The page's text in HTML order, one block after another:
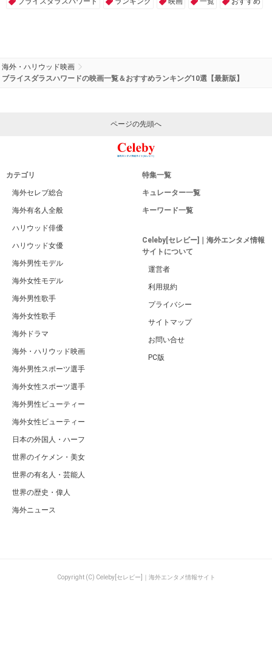
海外・ハリウッド映画
ブライスダラスハワードの映画一覧＆おすすめランキング10選【最新版】
ページの先頭へ
カテゴリ
海外セレブ総合
海外有名人全般
ハリウッド俳優
ハリウッド女優
海外男性モデル
海外女性モデル
海外男性歌手
海外女性歌手
海外ドラマ
海外・ハリウッド映画
海外男性スポーツ選手
海外女性スポーツ選手
海外男性ビューティー
海外女性ビューティー
日本の外国人・ハーフ
世界のイケメン・美女
世界の有名人・芸能人
世界の歴史・偉人
海外ニュース
特集一覧
キュレーター一覧
キーワード一覧
Celeby[セレビー]｜海外エンタメ情報
サイトについて
運営者
利用規約
プライバシー
サイトマップ
お問い合せ
PC版
Copyright (C) Celeby[セレビー]｜海外エンタメ情報サイト